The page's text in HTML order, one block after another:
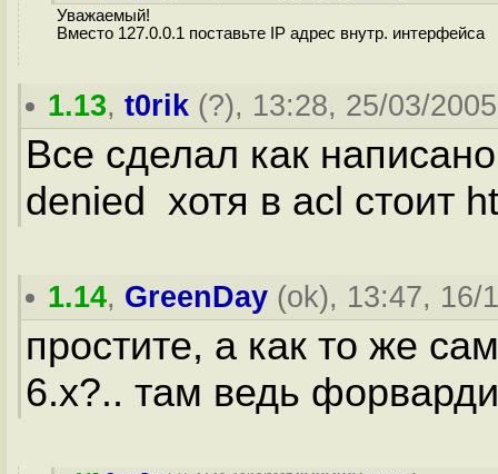
Уважаемый!
Вместо 127.0.0.1 поставьте IP адрес внутр. интерфейса
1.13,t0rik (?), 13:28, 25/03/
Все сделал как
denied хотя в acl стоит
1.14, GreenDay (ok), 13:47, 16/
простите, а как то же
6.х?.. там ведь